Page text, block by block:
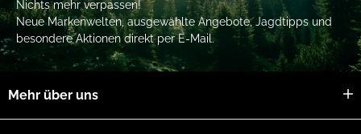
Nichts mehr verpassen!
Neue Markenwelten, ausgewählte Angebote, Jagdtipps und
besondere Aktionen direkt per E-Mail.
Mehr über uns